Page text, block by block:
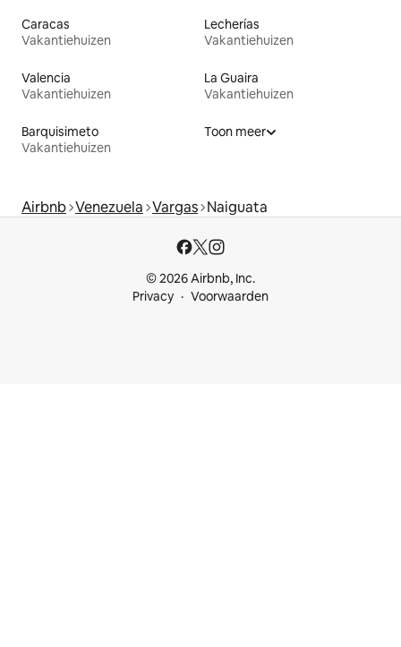
Caracas
Vakantiehuizen
Lecherías
Vakantiehuizen
Valencia
Vakantiehuizen
La Guaira
Vakantiehuizen
Barquisimeto
Vakantiehuizen
Toon meer
Airbnb Venezuela Vargas Naiguata
© 2026 Airbnb, Inc.
Privacy
Voorwaarden